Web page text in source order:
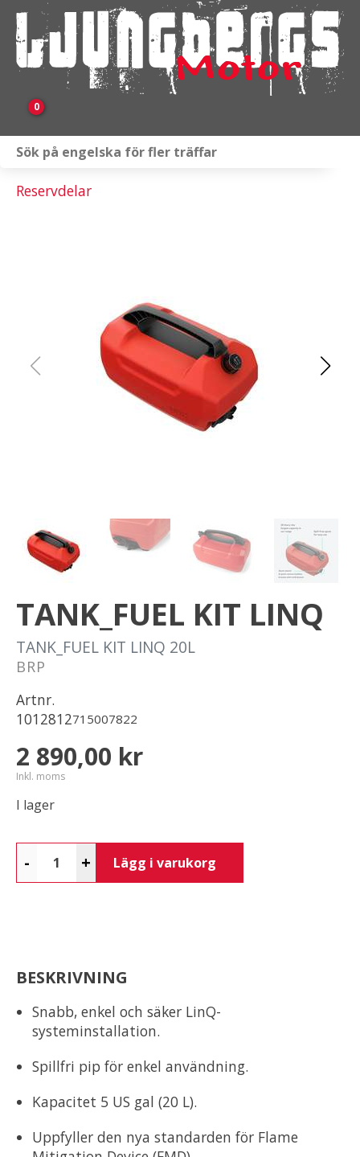
0
Släpvagnar & Skylift
Reservdelar
TANK_FUEL KIT LINQ
TANK_FUEL KIT LINQ 20L
BRP
Artnr.
1012812715007822
2 890,00 kr
Inkl. moms
I lager
- + Lägg i varukorg
BESKRIVNING
Snabb, enkel och säker LinQ-
systeminstallation.
Spillfri pip för enkel användning.
Kapacitet 5 US gal (20 L).
Uppfyller den nya standarden för Flame